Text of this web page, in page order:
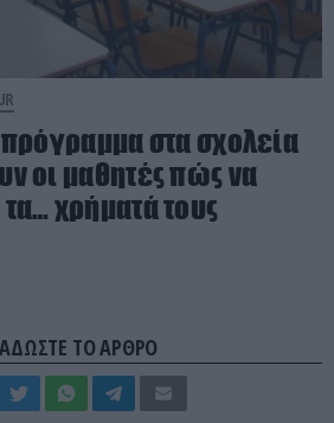
στα σχολεία
οι μαθητές πώς να
τα… χρήματά τους
ΤΟ ΑΡΘΡΟ